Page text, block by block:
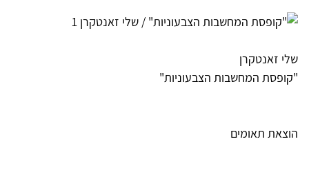
שלי זאנטקרן
"קופסת המחשבות הצבעוניות"
הוצאת תאומים